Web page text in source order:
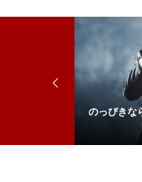
のっぴきな